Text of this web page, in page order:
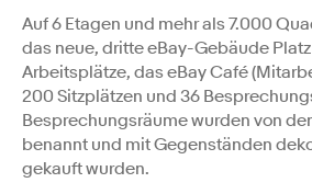
Auf 6 Etagen und mehr als 7.000
das neue, dritte eBay-Gebäude
Arbeitsplätze, das eBay Café
200 Sitzplätzen und 36
Besprechungsräume wurden von
benannt und mit Gegenständen
gekauft wurden.